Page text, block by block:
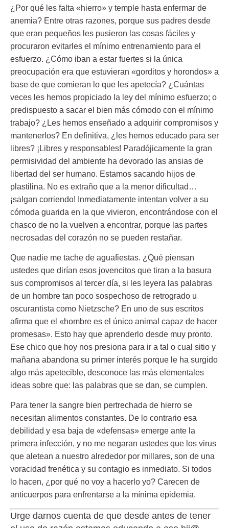
¿Por qué les falta «hierro» y temple hasta enfermar de
anemia? Entre otras razones, porque sus padres desde
que eran pequeños les pusieron las cosas fáciles y
procuraron evitarles el mínimo entrenamiento para el
esfuerzo. ¿Cómo iban a estar fuertes si la única
preocupación era que estuvieran «gorditos y horondos» a
base de que comieran lo que les apetecía? ¿Cuántas
veces les hemos propiciado la ley del mínimo esfuerzo; o
predispuesto a sacar el bien más cómodo con el mínimo
trabajo? ¿Les hemos enseñado a adquirir compromisos y
mantenerlos? En definitiva, ¿les hemos educado para ser
libres? ¡Libres y responsables! Paradójicamente la gran
permisividad del ambiente ha devorado las ansias de
libertad del ser humano. Estamos sacando hijos de
plastilina. No es extraño que a la menor dificultad…
¡salgan corriendo! Inmediatamente intentan volver a su
cómoda guarida en la que vivieron, encontrándose con el
chasco de no la vuelven a encontrar, porque las partes
necrosadas del corazón no se pueden restañar.
Que nadie me tache de aguafiestas. ¿Qué piensan
ustedes que dirían esos jovencitos que tiran a la basura
sus compromisos al tercer día, si les leyera las palabras
de un hombre tan poco sospechoso de retrogrado u
oscurantista como Nietzsche? En uno de sus escritos
afirma que el «hombre es el único animal capaz de hacer
promesas». Esto hay que aprenderlo desde muy pronto.
Ese chico que hoy nos presiona para ir a tal o cual sitio y
mañana abandona su primer interés porque le ha surgido
algo más apetecible, desconoce las más elementales
ideas sobre que: las palabras que se dan, se cumplen.
Para tener la sangre bien pertrechada de hierro se
necesitan alimentos constantes. De lo contrario esa
debilidad y esa baja de «defensas» emerge ante la
primera infección, y no me negaran ustedes que los virus
que aletean a nuestro alrededor por millares, son de una
voracidad frenética y su contagio es inmediato. Si todos
lo hacen, ¿por qué no voy a hacerlo yo? Carecen de
anticuerpos para enfrentarse a la mínima epidemia.
Urge darnos cuenta de que desde antes de tener